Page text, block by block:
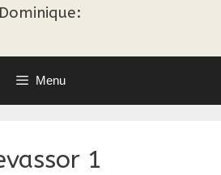
Dominique:
Menu
1